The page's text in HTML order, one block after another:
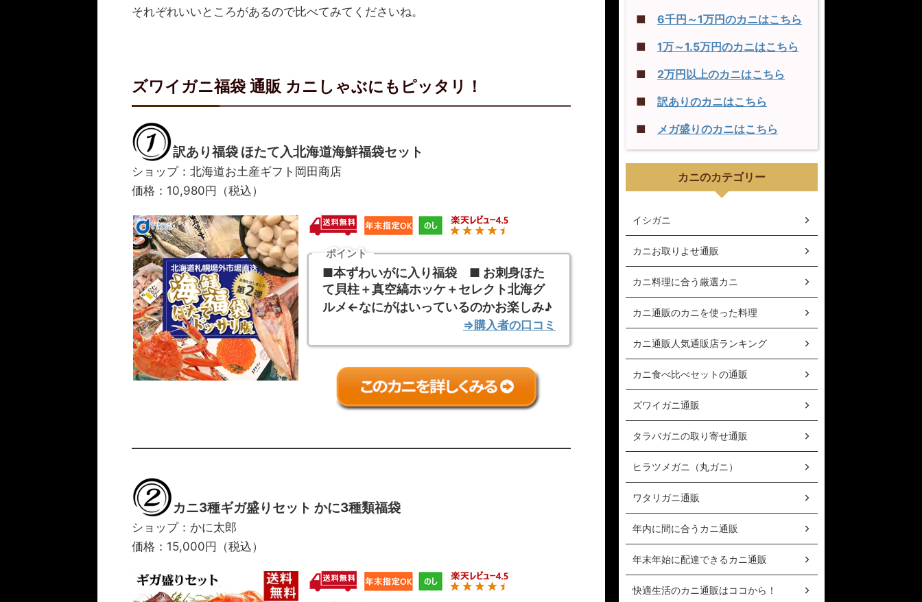
それぞれいいところがあるので比べてみてくださいね。
ズワイガニ福袋 通販 カニしゃぶにもピッタリ！
訳あり福袋 ほたて入北海道海鮮福袋セット
ショップ：北海道お土産ギフト岡田商店
価格：10,980円（税込）
ポイント
■本ずわいがに入り福袋 ■ お刺身ほた
て貝柱＋真空縞ホッケ＋セレクト北海グ
ルメ←なにがはいっているのかお楽しみ♪
⇒購入者の口コミ
カニ3種ギガ盛りセット かに3種類福袋
ショップ：かに太郎
価格：15,000円（税込）
■ 6千円～1万円のカニはこちら
■ 1万～1.5万円のカニはこちら
■ 2万円以上のカニはこちら
■ 訳ありのカニはこちら
■ メガ盛りのカニはこちら
カニのカテゴリー
イシガニ
カニお取りよせ通販
カニ料理に合う厳選カニ
カニ通販のカニを使った料理
カニ通販人気通販店ランキング
カニ食べ比べセットの通販
ズワイガニ通販
タラバガニの取り寄せ通販
ヒラツメガニ（丸ガニ）
ワタリガニ通販
年内に間に合うカニ通販
年末年始に配達できるカニ通販
快適生活のカニ通販はココから！